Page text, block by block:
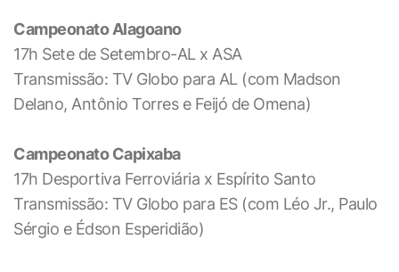
Campeonato Alagoano
17h Sete de Setembro-AL x ASA
Transmissão: TV Globo para AL (com Madson
Delano, Antônio Torres e Feijó de Omena)
Campeonato Capixaba
17h Desportiva Ferroviária x Espírito Santo
Transmissão: TV Globo para ES (com Léo Jr., Paulo
Sérgio e Édson Esperidião)